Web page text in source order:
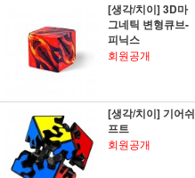
[생각/치이] 3D마
그네틱 변형큐브-
피닉스
회원공개
[생각/치이] 기어쉬
프트
회원공개